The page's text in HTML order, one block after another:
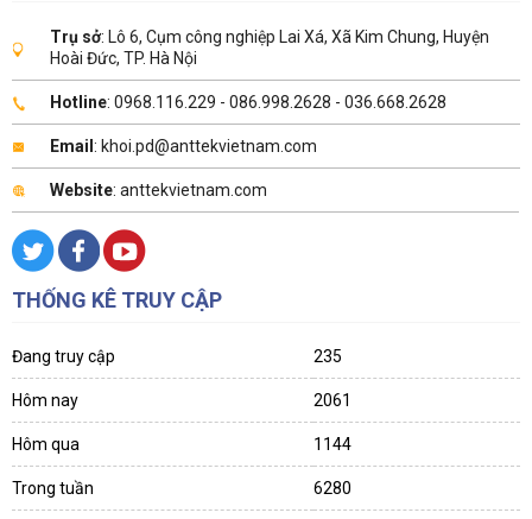
Trụ sở: Lô 6, Cụm công nghiệp Lai Xá, Xã Kim Chung, Huyện
Hoài Đức, TP. Hà Nội
Hotline: 0968.116.229 - 086.998.2628 - 036.668.2628
Email : khoi.pd@anttekvietnam.com
Website: anttekvietnam.com
THỐNG KÊ TRUY CẬP
Đang truy cập 235
Hôm nay 2061
Hôm qua 1144
Trong tuần 6280